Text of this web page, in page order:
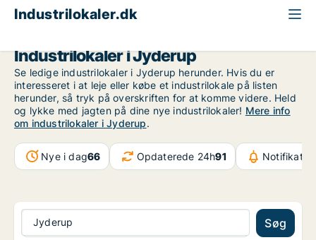
Industrilokaler.dk
Industrilokaler i Jyderup
Se ledige industrilokaler i Jyderup herunder. Hvis du er
interesseret i at leje eller købe et industrilokale på listen
herunder, så tryk på overskriften for at komme videre. Held
og lykke med jagten på dine nye industrilokaler! Mere info
om industrilokaler i Jyderup.
Nye i dag66 Opdaterede 24h91
Jyderup Søg